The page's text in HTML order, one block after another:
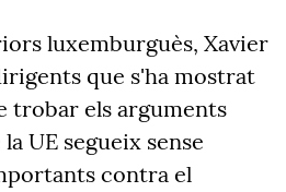
luxemburguès, Xavier
que s'ha mostrat
trobar els arguments
UE segueix sense
contra el